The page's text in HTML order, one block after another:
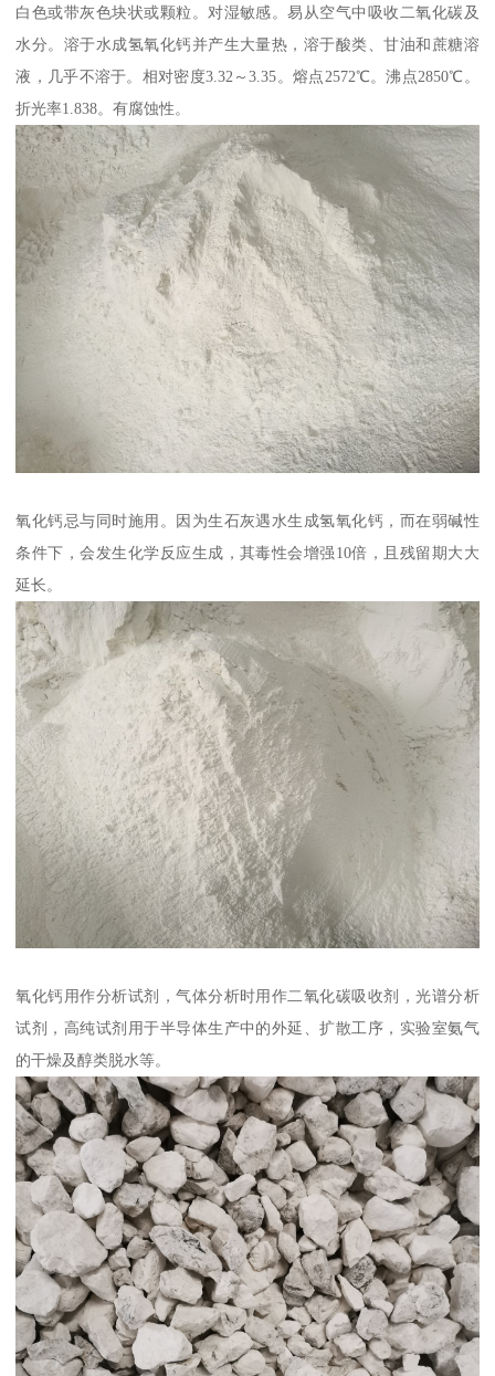
白色或带灰色块状或颗粒。对湿敏感。易从空气中吸收二氧化碳及
水分。溶于水成氢氧化钙并产生大量热，溶于酸类、甘油和蔗糖溶
液，几乎不溶于。相对密度3.32～3.35。熔点2572℃。沸点2850℃。
折光率1.838。有腐蚀性。
氧化钙忌与同时施用。因为生石灰遇水生成氢氧化钙，而在弱碱性
条件下，会发生化学反应生成，其毒性会增强10倍，且残留期大大
延长。
氧化钙用作分析试剂，气体分析时用作二氧化碳吸收剂，光谱分析
试剂，高纯试剂用于半导体生产中的外延、扩散工序，实验室氨气
的干燥及醇类脱水等。